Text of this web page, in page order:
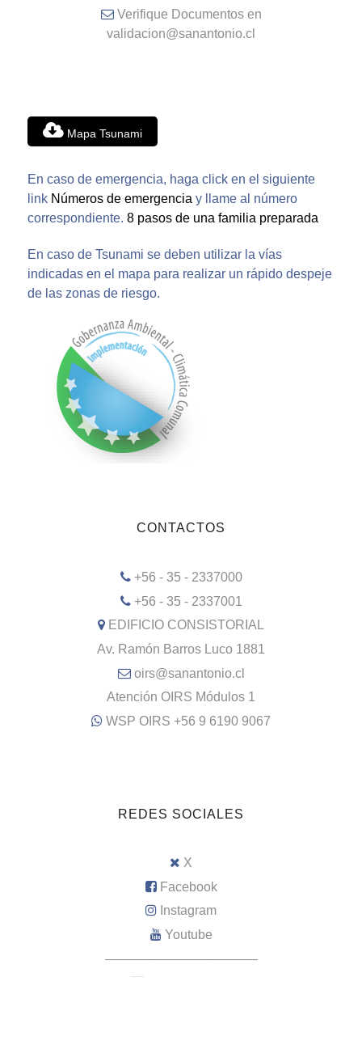
Verifique Documentos en
validacion@sanantonio.cl
Mapa Tsunami
En caso de emergencia, haga click en el siguiente
link Números de emergencia y llame al número
correspondiente. 8 pasos de una familia preparada
En caso de Tsunami se deben utilizar la vías
indicadas en el mapa para realizar un rápido despeje
de las zonas de riesgo.
CONTACTOS
+56 - 35 - 2337000
+56 - 35 - 2337001
EDIFICIO CONSISTORIAL
Av. Ramón Barros Luco 1881
oirs@sanantonio.cl
Atención OIRS Módulos 1
WSP OIRS +56 9 6190 9067
REDES SOCIALES
X
Facebook
Instagram
Youtube
–––––––––––––––––––––